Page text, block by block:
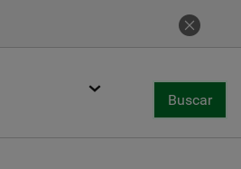
de atención
Buscar
Buscar